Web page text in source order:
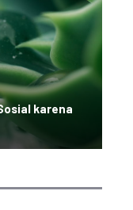
karena